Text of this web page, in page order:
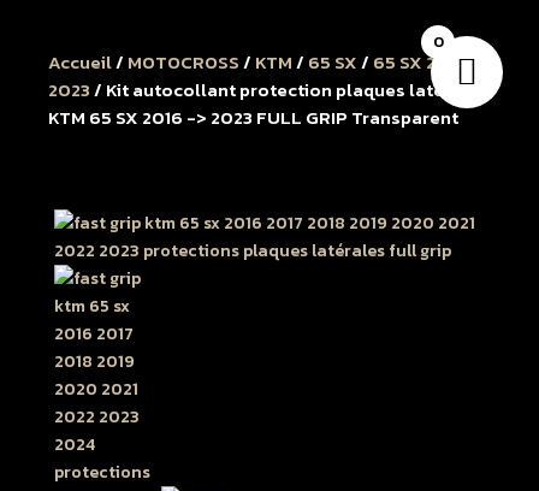
Accueil/ MOTOCROSS/ KTM/ 65 SX/ 65 SX 2016 à
2023/ Kit autocollant protection plaques latérales
KTM 65 SX 2016 -> 2023 FULL GRIP Transparent
0